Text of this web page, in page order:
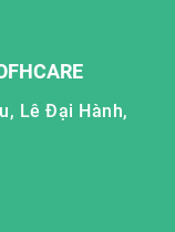
Lê Đại Hành,